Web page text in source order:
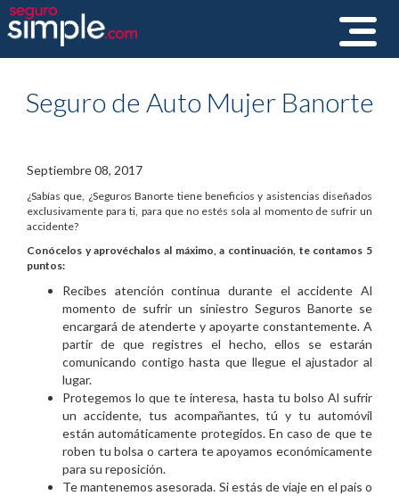
Toggle
Seguro de Auto Mujer Banorte
Septiembre 08, 2017
¿Sabías que, ¿Seguros Banorte tiene beneficios y asistencias diseñados
exclusivamente para ti, para que no estés sola al momento de sufrir un
accidente?
Conócelos y aprovéchalos al máximo, a continuación, te contamos 5
puntos:
Recibes atención continua durante el accidente Al
momento de sufrir un siniestro Seguros Banorte se
encargará de atenderte y apoyarte constantemente. A
partir de que registres el hecho, ellos se estarán
comunicando contigo hasta que llegue el ajustador al
lugar.
Protegemos lo que te interesa, hasta tu bolso Al sufrir
un accidente, tus acompañantes, tú y tu automóvil
están automáticamente protegidos. En caso de que te
roben tu bolsa o cartera te apoyamos económicamente
para su reposición.
Te mantenemos asesorada. Si estás de viaje en el país o